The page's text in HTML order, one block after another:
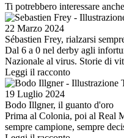
Ti potrebbero interessare
Image
22 Marzo 2024
Sébastien Frey, rialzarsi
Dal 6 a 0 nel derby agli
Nazionale al virus. Storie di
Leggi il racconto
Image
19 Luglio 2024
Bodo Illgner, il guanto d'oro
Prima al Colonia, poi al Real
sempre campione, sempre